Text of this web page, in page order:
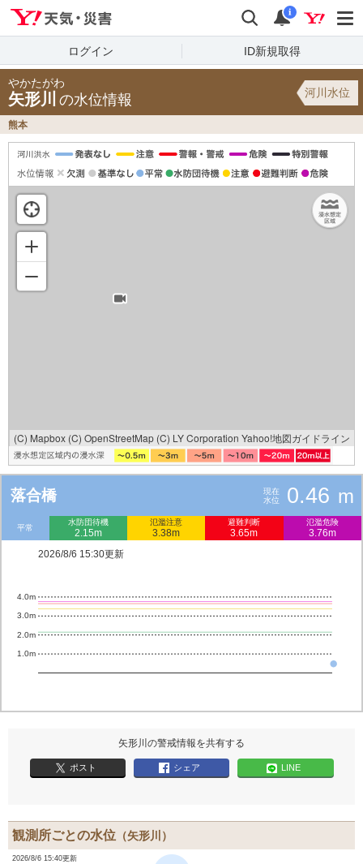
検索 通知
i
ログイン ID新規取得
やかたがわ
矢形川 の水位情報 河川水位
熊本
(C) Mapbox (C) OpenStreetMap (C) LY Corporation Yahoo!地図ガイドライン
落合橋
現在
水位
0.46 m
平常
水防団待機
2.15m
氾濫注意
3.38m
避難判断
3.65m
氾濫危険
3.76m
2026/8/6 15:30更新
1.0m
2.0m
3.0m
4.0m
矢形川の警戒情報を共有する
ポスト シェア LINE
観測所ごとの水位 （矢形川）
2026/8/6 15:40更新